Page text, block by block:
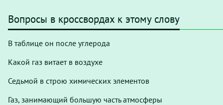
Вопросы в кроссвордах к этому слову
В таблице он после углерода
Какой газ витает в воздухе
Седьмой в строю химических элементов
Газ, занимающий большую часть атмосферы